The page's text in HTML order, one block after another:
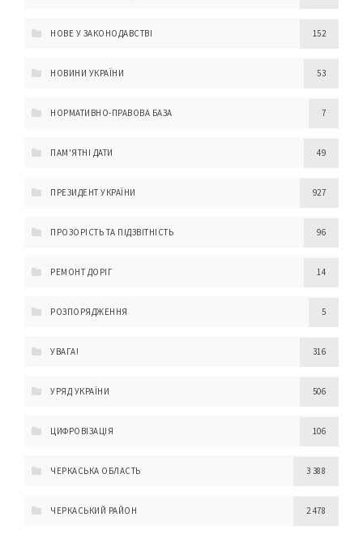
НОВЕ У ЗАКОНОДАВСТВІ 152
НОВИНИ УКРАЇНИ 53
НОРМАТИВНО-ПРАВОВА БАЗА 7
ПАМ'ЯТНІ ДАТИ 49
ПРЕЗИДЕНТ УКРАЇНИ 927
ПРОЗОРІСТЬ ТА ПІДЗВІТНІСТЬ 96
РЕМОНТ ДОРІГ 14
РОЗПОРЯДЖЕННЯ 5
УВАГА! 316
УРЯД УКРАЇНИ 506
ЦИФРОВІЗАЦІЯ 106
ЧЕРКАСЬКА ОБЛАСТЬ 3 388
ЧЕРКАСЬКИЙ РАЙОН 2 478